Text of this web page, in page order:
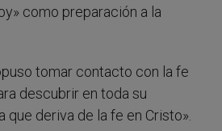
como preparación a la
tomar contacto con la fe
descubrir en toda su
que deriva de la fe en Cristo».